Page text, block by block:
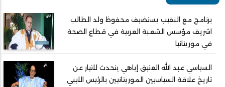
برنامج مع النقيب يستضيف محفوظ ولد الطالب
اشريف مؤسس الشعبة العربية في قطاع الصحة
في موريتانيا
السياسي عبد الله العتيق إياهي يتحدث للتيار عن
تاريخ علاقة السياسيين الموريتانيين بالرئيس الليبي